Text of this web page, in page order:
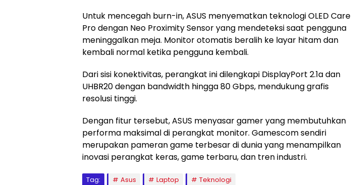
Untuk mencegah burn-in, ASUS menyematkan teknologi OLED Care
Pro dengan Neo Proximity Sensor yang mendeteksi saat pengguna
meninggalkan meja. Monitor otomatis beralih ke layar hitam dan
kembali normal ketika pengguna kembali.
Dari sisi konektivitas, perangkat ini dilengkapi DisplayPort 2.1a dan
UHBR20 dengan bandwidth hingga 80 Gbps, mendukung grafis
resolusi tinggi.
Dengan fitur tersebut, ASUS menyasar gamer yang membutuhkan
performa maksimal di perangkat monitor. Gamescom sendiri
merupakan pameran game terbesar di dunia yang menampilkan
inovasi perangkat keras, game terbaru, dan tren industri.
Tag: Asus Laptop Teknologi